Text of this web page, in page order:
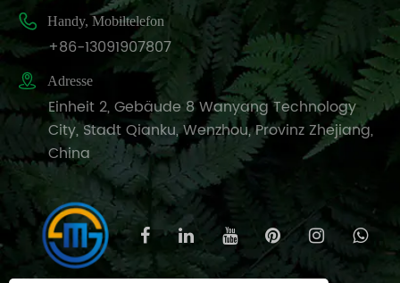
 Handy, Mobiltelefon
+86-13091907807
 Adresse
Einheit 2, Gebäude 8 Wanyang Technology
City, Stadt Qianku, Wenzhou, Provinz Zhejiang,
China